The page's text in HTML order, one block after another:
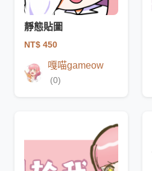
靜態貼圖
NT$ 450
嘎喵gameow
(0)